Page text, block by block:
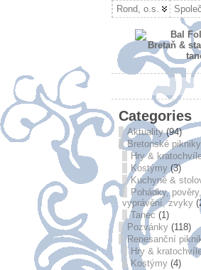
Rond, o.s.
Categories
Aktuality(94)
Bretonské pikniky
Hry &
Kostýmy (3)
Kuchyně &
Pohádky, pověry,
vyprávění, zvyky
Tanec (1)
Pozvánky(118)
Renesanční
Hry &
Kostýmy(4)